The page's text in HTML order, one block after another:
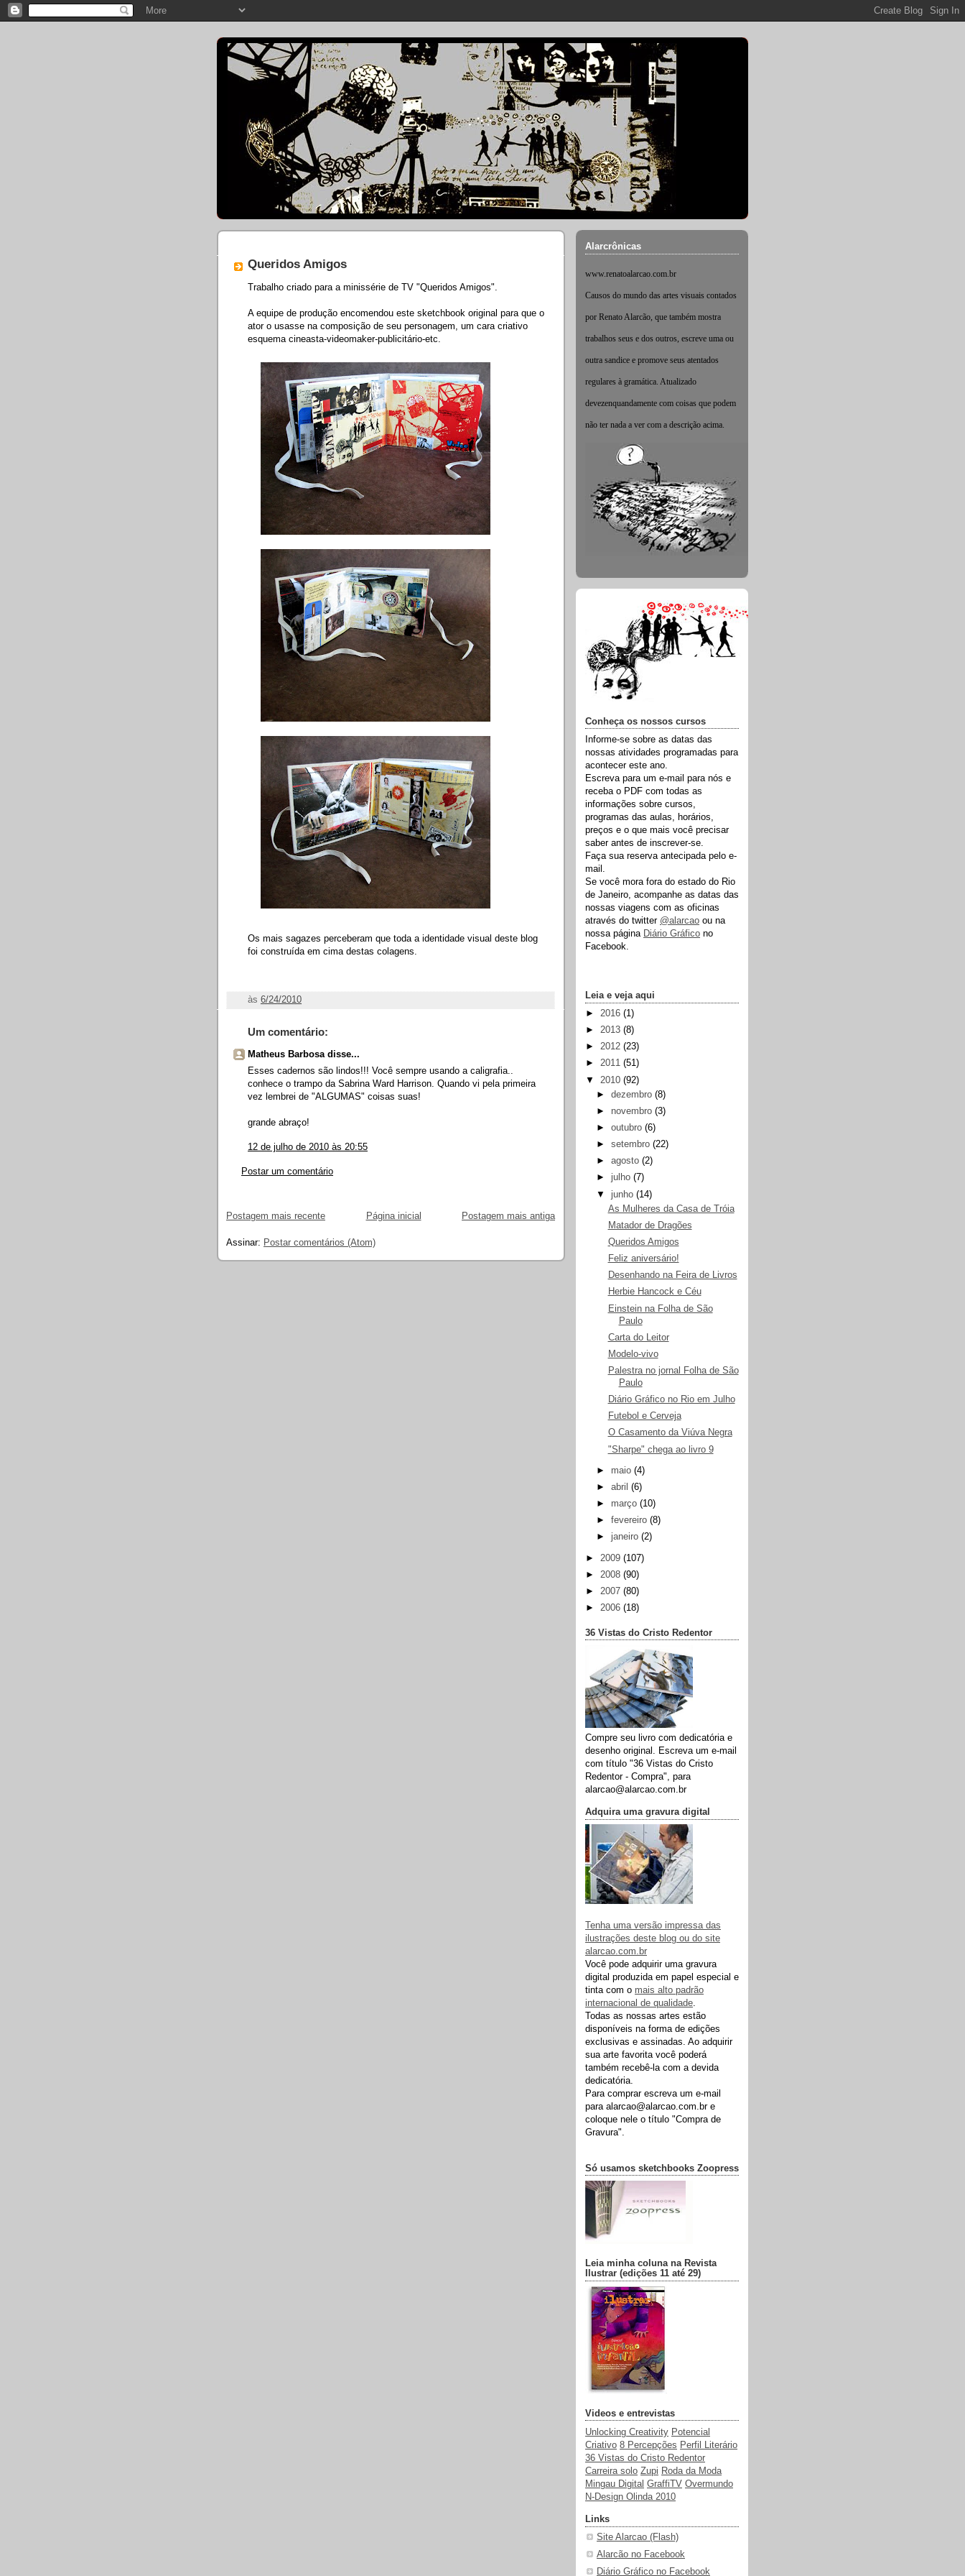
Queridos Amigos
Trabalho criado para a minissérie de TV "Queridos Amigos".
A equipe de produção encomendou este sketchbook original para que o
ator o usasse na composição de seu personagem, um cara criativo
esquema cineasta-videomaker-publicitário-etc.
Os mais sagazes perceberam que toda a identidade visual deste blog
foi construída em cima destas colagens.
às 6/24/2010
Um comentário:
Matheus Barbosa disse...
Esses cadernos são lindos!!! Você sempre usando a caligrafia..
conhece o trampo da Sabrina Ward Harrison. Quando vi pela primeira
vez lembrei de "ALGUMAS" coisas suas!
grande abraço!
12 de julho de 2010 às 20:55
Postar um comentário
Postagem mais recente Postagem mais antiga
Página inicial
Assinar: Postar comentários (Atom)
Alarcrônicas
www.renatoalarcao.com.br
Causos do mundo das artes visuais contados
por Renato Alarcão, que também mostra
trabalhos seus e dos outros, escreve uma ou
outra sandice e promove seus atentados
regulares à gramática. Atualizado
devezenquandamente com coisas que podem
não ter nada a ver com a descrição acima.
Conheça os nossos cursos
Informe-se sobre as datas das
nossas atividades programadas para
acontecer este ano.
Escreva para um e-mail para nós e
receba o PDF com todas as
informações sobre cursos,
programas das aulas, horários,
preços e o que mais você precisar
saber antes de inscrever-se.
Faça sua reserva antecipada pelo e-
mail.
Se você mora fora do estado do Rio
de Janeiro, acompanhe as datas das
nossas viagens com as oficinas
através do twitter @alarcao ou na
nossa página Diário Gráfico no
Facebook.
Leia e veja aqui
► 2016 (1)
► 2013 (8)
► 2012 (23)
► 2011 (51)
▼ 2010 (92)
►dezembro(8)
► novembro(3)
►outubro(6)
►setembro(22)
►agosto(2)
► julho(7)
▼ junho(14)
As Mulheres da Casa de Tróia
Matador de Dragões
Queridos Amigos
Feliz aniversário!
Desenhando na Feira de Livros
Herbie Hancock e Céu
Einstein na Folha de São
Paulo
Carta do Leitor
Modelo-vivo
Palestra no jornal Folha de São
Paulo
Diário Gráfico no Rio em Julho
Futebol e Cerveja
O Casamento da Viúva Negra
"Sharpe" chega ao livro 9
► maio(4)
►abril(6)
► março(10)
►fevereiro(8)
► janeiro(2)
► 2009 (107)
► 2008 (90)
► 2007 (80)
► 2006 (18)
36 Vistas do Cristo Redentor
Compre seu livro com dedicatória e
desenho original. Escreva um e-mail
com título "36 Vistas do Cristo
Redentor - Compra", para
alarcao@alarcao.com.br
Adquira uma gravura digital
Tenha uma versão impressa das
ilustrações deste blog ou do site
alarcao.com.br
Você pode adquirir uma gravura
digital produzida em papel especial e
tinta com o mais alto padrão
internacional de qualidade.
Todas as nossas artes estão
disponíveis na forma de edições
exclusivas e assinadas. Ao adquirir
sua arte favorita você poderá
também recebê-la com a devida
dedicatória.
Para comprar escreva um e-mail
para alarcao@alarcao.com.br e
coloque nele o título "Compra de
Gravura".
Só usamos sketchbooks Zoopress
Leia minha coluna na Revista
Ilustrar (edições 11 até 29)
Videos e entrevistas
Unlocking Creativity Potencial
Criativo 8 Percepções Perfil Literário
36 Vistas do Cristo Redentor
Carreira solo Zupi Roda da Moda
Mingau Digital GraffiTV Overmundo
N-Design Olinda 2010
Links
Site Alarcao (Flash)
Alarcão no Facebook
Diário Gráfico no Facebook